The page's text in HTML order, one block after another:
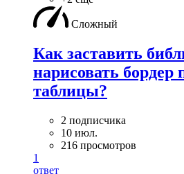
Сложный
Как заставить
нарисовать бордер
таблицы?
2 подписчика
10 июл.
216 просмотров
1
ответ